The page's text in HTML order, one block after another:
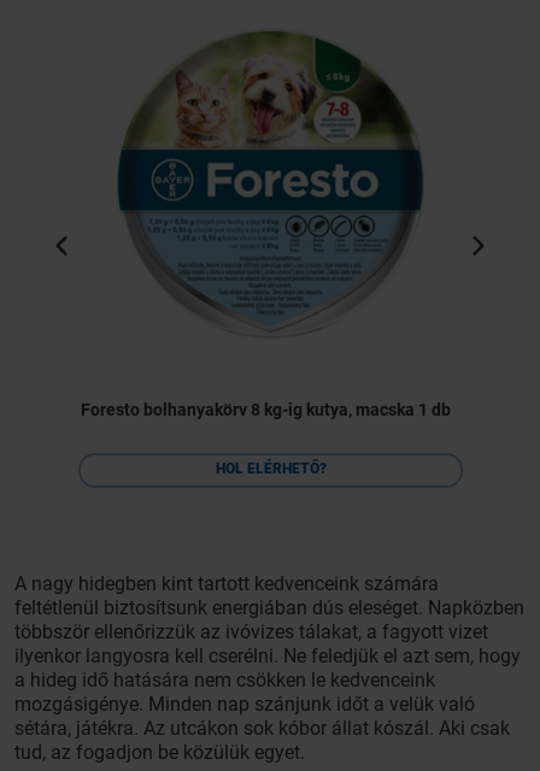
Foresto bolhanyakörv 8 kg-ig kutya, macska 1 db
HOL ELÉRHETŐ?
A nagy hidegben kint tartott kedvenceink számára
feltétlenül biztosítsunk energiában dús eleséget. Napközben
többször ellenőrizzük az ivóvizes tálakat, a fagyott vizet
ilyenkor langyosra kell cserélni. Ne feledjük el azt sem, hogy
a hideg idő hatására nem csökken le kedvenceink
mozgásigénye. Minden nap szánjunk időt a velük való
sétára, játékra. Az utcákon sok kóbor állat kószál. Aki csak
tud, az fogadjon be közülük egyet.